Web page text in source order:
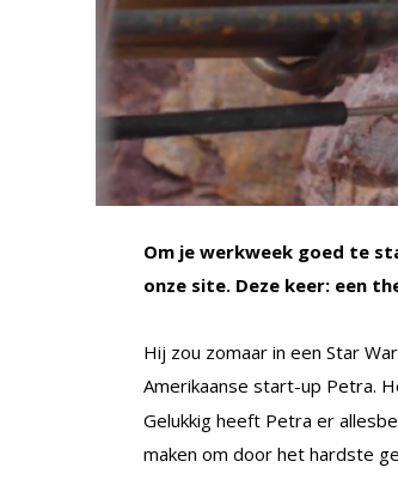
Om je werkweek goed te
onze site. Deze keer: een
Hij zou zomaar in een Star
Amerikaanse start-up Petra.
Gelukkig heeft Petra er
maken om door het hardste